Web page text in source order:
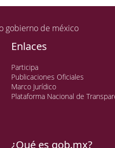
Enlaces
Participa
Publicaciones Oficiales
Marco Jurídico
Plataforma Nacional de
¿Qué es gob.mx?